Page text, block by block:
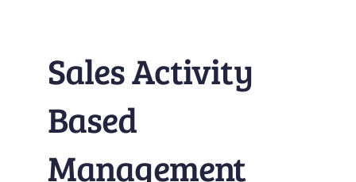
Sales Activity
Based
Management